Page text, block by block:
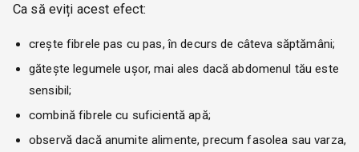
Ca să eviți acest efect:
crește fibrele pas cu pas, în decurs de câteva săptămâni;
gătește legumele ușor, mai ales dacă abdomenul tău este
sensibil;
combină fibrele cu suficientă apă;
observă dacă anumite alimente, precum fasolea sau varza,